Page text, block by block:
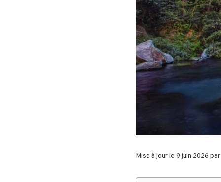
Mise à jour le 9 juin 2026 par